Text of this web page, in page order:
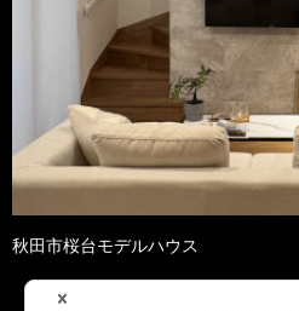
秋田市桜台モデルハウス